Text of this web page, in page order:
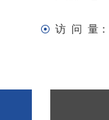
访 问 量：